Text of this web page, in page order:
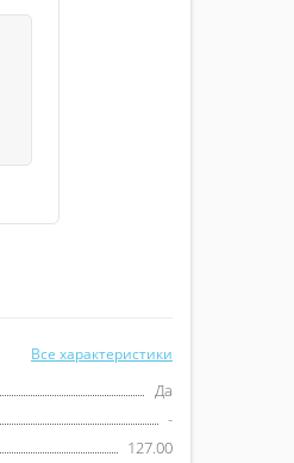
Все характеристики
Да
-
127.00